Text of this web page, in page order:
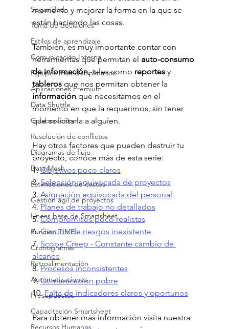
Seguridad
Toma de decisiones
Estilos de aprendizaje
Comunicación Interna
Equipos multidisciplinarios
Aplicaciones Premium
Data Shuttle
Colaboración
Resolución de conflictos
Diagramas de flujo
Data Mesh
Estimaciones de costos
Gestión ágil de proyectos
Líneas base de Smartsheet
Función TIME
Cronogramas
Retroalimentación
Automatizaciones
Presupuestos
Capacitación Smartsheet
Recursos Humanos
momento y mejorar la forma en la que se
están haciendo las cosas.
También, es muy importante contar con
herramientas que permitan el auto-consumo
de información, tales como reportes y
tableros que nos permitan obtener la
información que necesitamos en el
momento en que la requerimos, sin tener
que solicitarla a alguien.
Hay otros factores que pueden destruir tu
proyecto, conoce más de esta serie:
1. Objetivos poco claros
2. Selección equivocada de proyectos
3. Asignación equivocada del personal
4. Planes de trabajo no detallados
5. Compromisos poco realistas
6. Gestión de riesgos inexistente
7. Scope Creep - Constante cambio de
alcance
8. Procesos inconsistentes
9. Comunicación pobre
10. Falta de indicadores claros y oportunos
Para obtener más información visita nuestra